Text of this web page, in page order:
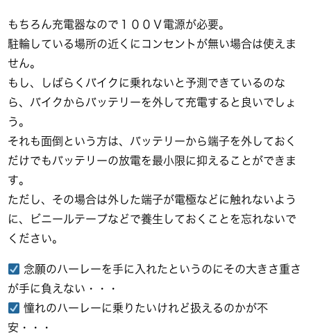
もちろん充電器なので１００Ｖ電源が必要。
駐輪している場所の近くにコンセントが無い場合は使えま
せん。
もし、しばらくバイクに乗れないと予測できているのな
ら、バイクからバッテリーを外して充電すると良いでしょ
う。
それも面倒という方は、バッテリーから端子を外しておく
だけでもバッテリーの放電を最小限に抑えることができま
す。
ただし、その場合は外した端子が電極などに触れないよう
に、ビニールテープなどで養生しておくことを忘れないで
ください。
念願のハーレーを手に入れたというのにその大きさ重さ
が手に負えない・・・
憧れのハーレーに乗りたいけれど扱えるのかが不
安・・・